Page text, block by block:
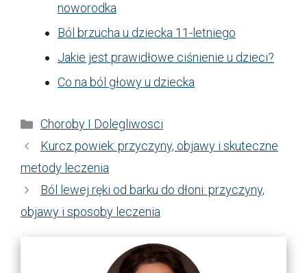
noworodka
Ból brzucha u dziecka 11-letniego
Jakie jest prawidłowe ciśnienie u dzieci?
Co na ból głowy u dziecka
Kategorie
Choroby I Dolegliwosci
Kurcz powiek: przyczyny, objawy i skuteczne
metody leczenia
Ból lewej ręki od barku do dłoni: przyczyny,
objawy i sposoby leczenia